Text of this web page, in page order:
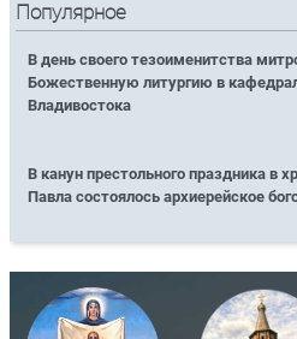
Популярное
В день своего тезоименитства
Божественную литургию в
Владивостока
В канун престольного праздника в
Павла состоялось архиерейское